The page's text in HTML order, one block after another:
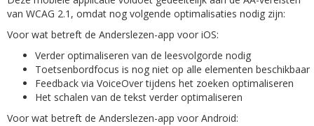
van WCAG 2.1, omdat nog volgende optimalisaties nodig zijn:
Voor wat betreft de Anderslezen-app voor iOS:
Verder optimaliseren van de leesvolgorde nodig
Toetsenbordfocus is nog niet op alle elementen beschikbaar
Feedback via VoiceOver tijdens het zoeken optimaliseren
Het schalen van de tekst verder optimaliseren
Voor wat betreft de Anderslezen-app voor Android: